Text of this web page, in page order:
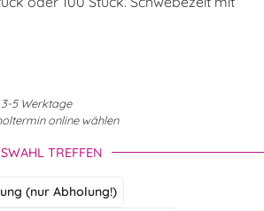
5 Werktage
online wählen
TREFFEN
(nur Abholung!)